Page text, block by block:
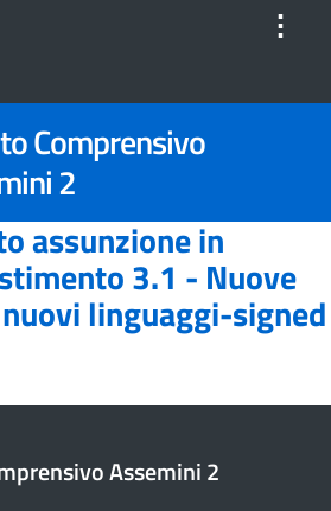
⋮
Comprensivo
2
assunzione in
3.1 - Nuove
linguaggi-signed
Assemini 2